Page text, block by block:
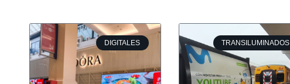
DIGITALES TRANSILUMINADOS